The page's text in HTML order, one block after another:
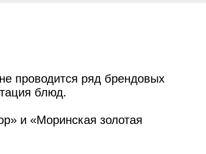
проводится ряд брендовых
блюд.
и «Моринская золотая